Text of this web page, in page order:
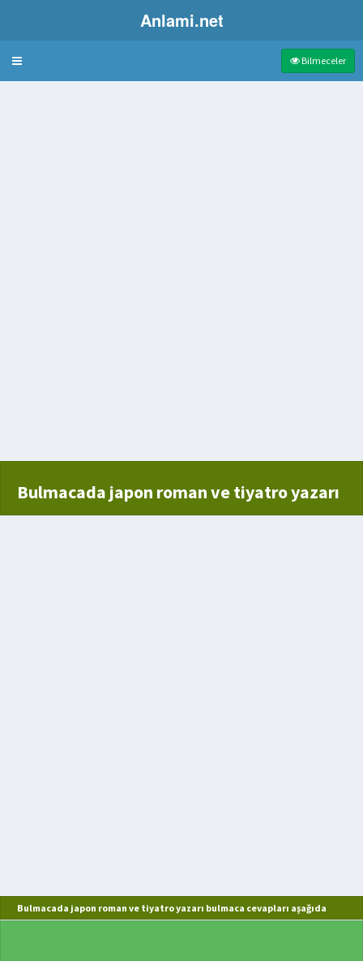
Anlami.net
Bulmaca Bilmeceler
Bulmacada japon roman ve tiyatro yazarı
Bulmacada japon roman ve tiyatro yazarı bulmaca cevapları aşağıda